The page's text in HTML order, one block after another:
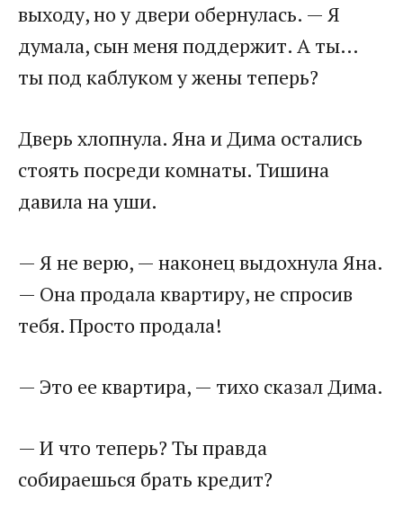
выходу, но у двери обернулась. — Я
думала, сын меня поддержит. А ты…
ты под каблуком у жены теперь?
Дверь хлопнула. Яна и Дима остались
стоять посреди комнаты. Тишина
давила на уши.
— Я не верю, — наконец выдохнула Яна.
— Она продала квартиру, не спросив
тебя. Просто продала!
— Это ее квартира, — тихо сказал Дима.
— И что теперь? Ты правда
собираешься брать кредит?